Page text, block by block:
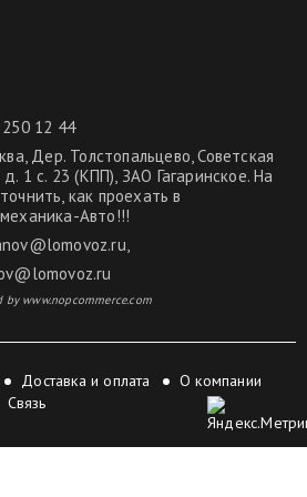
12 44
Дер. Толстопальцево, Советская
д. 1 с. 23 (КПП), ЗАО Гагаринское. На
как проехать в
Авто!!!
,
by www.nopcommerce.com
Доставка и оплата
О компании
Связь